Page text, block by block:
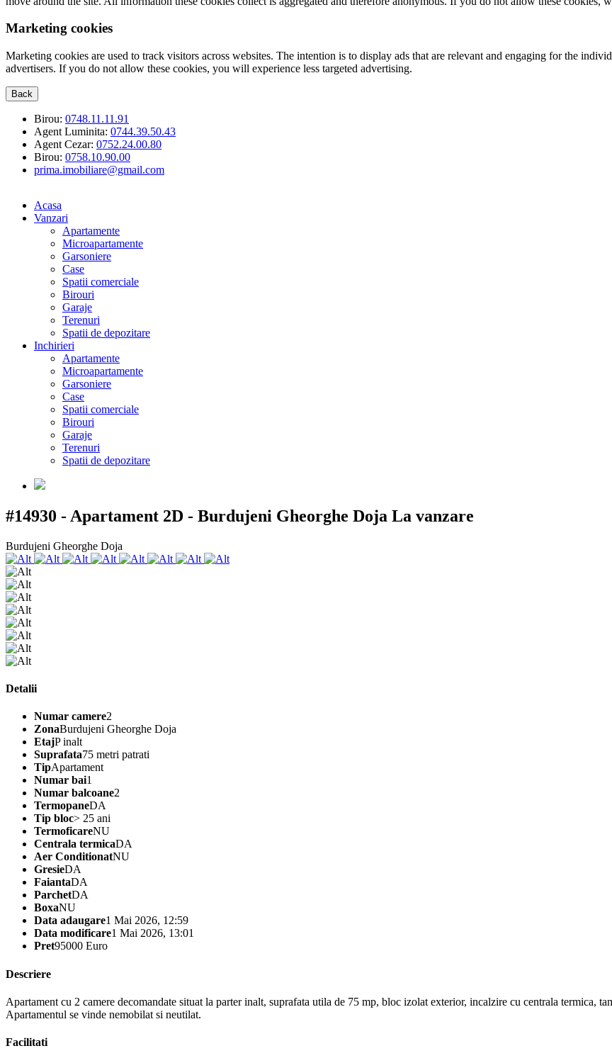
Marketing cookies
Marketing cookies are used to track visitors across websites. The intention is to display ads that are relevant and engaging for the
advertisers. If you do not allow these cookies, you will experience less targeted advertising.
Back
Birou: 0748.11.11.91
Agent Luminita: 0744.39.50.43
Agent Cezar: 0752.24.00.80
Birou: 0758.10.90.00
prima.imobiliare@gmail.com
Acasa
Vanzari
Apartamente
Microapartamente
Garsoniere
Case
Spatii comerciale
Birouri
Garaje
Terenuri
Spatii de depozitare
Inchirieri
Apartamente
Microapartamente
Garsoniere
Case
Spatii comerciale
Birouri
Garaje
Terenuri
Spatii de depozitare
#14930 - Apartament 2D - Burdujeni Gheorghe Doja La vanzare
Burdujeni Gheorghe Doja
Detalii
Numar camere2
ZonaBurdujeni Gheorghe Doja
EtajP inalt
Suprafata75 metri patrati
TipApartament
Numar bai1
Numar balcoane2
TermopaneDA
Tip bloc> 25 ani
TermoficareNU
Centrala termicaDA
Aer ConditionatNU
GresieDA
FaiantaDA
ParchetDA
BoxaNU
Data adaugare1 Mai 2026, 12:59
Data modificare1 Mai 2026, 13:01
Pret95000 Euro
Descriere
Apartament cu 2 camere decomandate situat la parter inalt, suprafata utila de 75 mp, bloc izolat exterior, incalzire cu centrala termica,
Apartamentul se vinde nemobilat si neutilat.
Facilitati